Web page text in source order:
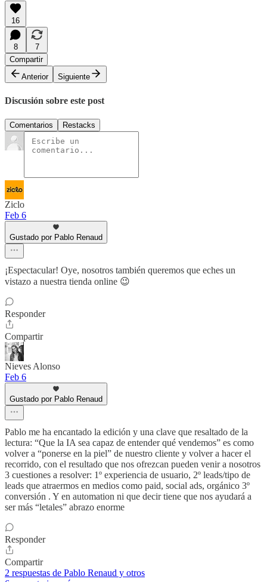
16
8
7
Compartir
Anterior
Siguiente
Discusión sobre este post
Comentarios Restacks
Ziclo
Feb 6
Gustado por Pablo Renaud
¡Espectacular! Oye, nosotros también queremos que eches un
vistazo a nuestra tienda online 😉
Responder
Compartir
Nieves Alonso
Feb 6
Gustado por Pablo Renaud
Pablo me ha encantado la edición y una clave que resaltado de la
lectura: “Que la IA sea capaz de entender qué vendemos” es como
volver a “ponerse en la piel” de nuestro cliente y volver a hacer el
recorrido, con el resultado que nos ofrezcan pueden venir a nosotros
3 cuestiones a resolver: 1º experiencia de usuario, 2º leads/tipo de
leads que atraermos en medios como paid, social ads, orgánico 3º
conversión . Y en automation ni que decir tiene que nos ayudará a
ser más “letales” abrazo enorme
Responder
Compartir
2 respuestas de Pablo Renaud y otros